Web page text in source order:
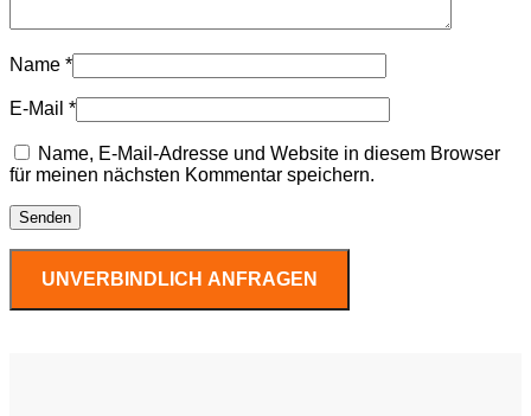
Name *
E-Mail *
Name, E-Mail-Adresse und Website in diesem Browser
für meinen nächsten Kommentar speichern.
UNVERBINDLICH ANFRAGEN